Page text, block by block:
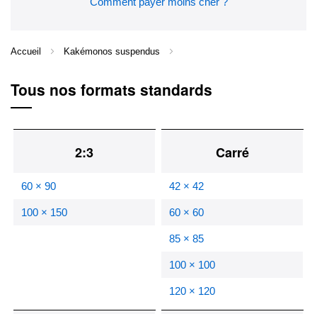
Accueil Kakémonos suspendus
Tous nos formats standards
2:3
60 × 90
100 × 150
Carré
42 × 42
60 × 60
85 × 85
100 × 100
120 × 120